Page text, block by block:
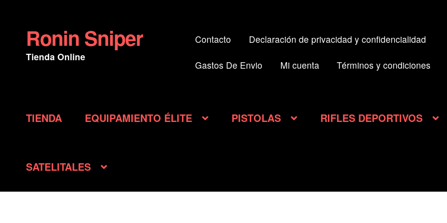
Ir
a
la
Ir
al
contenido
Ronin Sniper
Tienda Online
Contacto Declaración de privacidad y confidencialidad
Gastos De Envio Mi cuenta Términos y condiciones
TIENDA EQUIPAMIENTO ÉLITE PISTOLAS RIFLES DEPORTIVOS
SATELITALES
$ 1.430.000.$ 1.100.000.